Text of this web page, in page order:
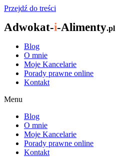
Przejdź do treści
Adwokat-i-Alimenty.pl
Blog
O mnie
Moje Kancelarie
Porady prawne online
Kontakt
Menu
Blog
O mnie
Moje Kancelarie
Porady prawne online
Kontakt